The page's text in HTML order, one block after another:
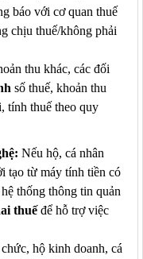
báo với cơ quan thuế
chịu thuế/không phải
thu khác, các đối
số thuế, khoản thu
tính thuế theo quy
Nếu hộ, cá nhân
tạo từ máy tính tiền có
thống thông tin quản
thuếđể hỗ trợ việc
hộ kinh doanh, cá